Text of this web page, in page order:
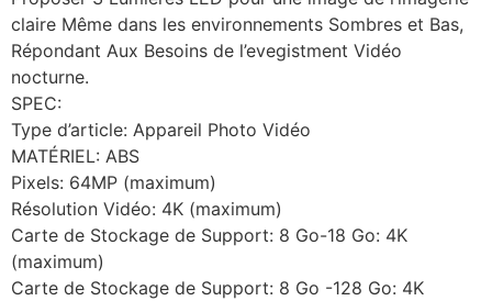
claire Même dans les environnements Sombres et Bas,
Répondant Aux Besoins de l’evegistment Vidéo
nocturne.
SPEC:
Type d’article: Appareil Photo Vidéo
MATÉRIEL: ABS
Pixels: 64MP (maximum)
Résolution Vidéo: 4K (maximum)
Carte de Stockage de Support: 8 Go-18 Go: 4K
(maximum)
Carte de Stockage de Support: 8 Go -128 Go: 4K